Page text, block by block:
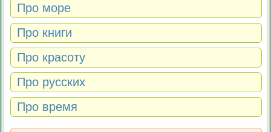
Про море
Про книги
Про красоту
Про русских
Про время